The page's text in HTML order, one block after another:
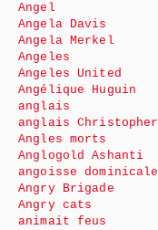
Angel
Angela Davis
Angela Merkel
Angeles
Angeles United
Angélique Huguin
anglais
anglais Christopher
Angles morts
Anglogold Ashanti
angoisse dominicale
Angry Brigade
Angry cats
animait feus